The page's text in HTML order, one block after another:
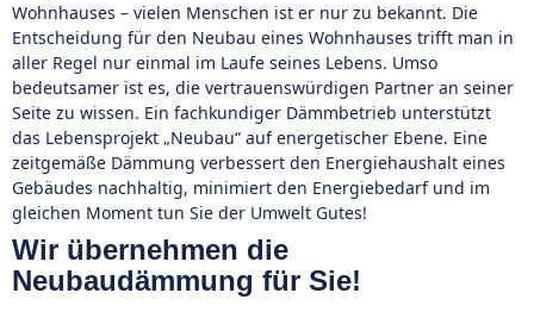
Wohnhauses – vielen Menschen ist er nur zu bekannt. Die
Entscheidung für den Neubau eines Wohnhauses trifft man in
aller Regel nur einmal im Laufe seines Lebens. Umso
bedeutsamer ist es, die vertrauenswürdigen Partner an seiner
Seite zu wissen. Ein fachkundiger Dämmbetrieb unterstützt
das Lebensprojekt „Neubau“ auf energetischer Ebene. Eine
zeitgemäße Dämmung verbessert den Energiehaushalt eines
Gebäudes nachhaltig, minimiert den Energiebedarf und im
gleichen Moment tun Sie der Umwelt Gutes!
Wir übernehmen die
Neubaudämmung für Sie!